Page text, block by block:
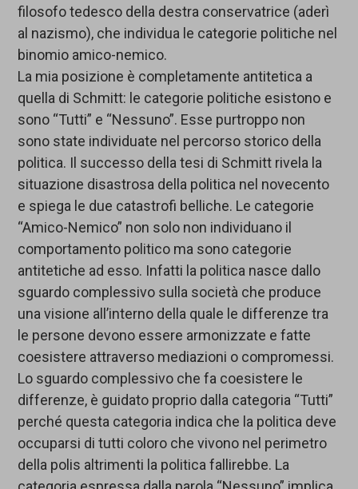
filosofo tedesco della destra conservatrice (aderì
al nazismo), che individua le categorie politiche nel
binomio amico-nemico.
La mia posizione è completamente antitetica a
quella di Schmitt: le categorie politiche esistono e
sono “Tutti” e “Nessuno”. Esse purtroppo non
sono state individuate nel percorso storico della
politica. Il successo della tesi di Schmitt rivela la
situazione disastrosa della politica nel novecento
e spiega le due catastrofi belliche. Le categorie
“Amico-Nemico” non solo non individuano il
comportamento politico ma sono categorie
antitetiche ad esso. Infatti la politica nasce dallo
sguardo complessivo sulla società che produce
una visione all’interno della quale le differenze tra
le persone devono essere armonizzate e fatte
coesistere attraverso mediazioni o compromessi.
Lo sguardo complessivo che fa coesistere le
differenze, è guidato proprio dalla categoria “Tutti”
perché questa categoria indica che la politica deve
occuparsi di tutti coloro che vivono nel perimetro
della polis altrimenti la politica fallirebbe. La